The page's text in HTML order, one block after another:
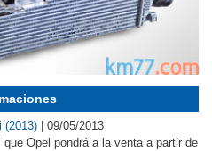
(2013)
09/05/2013
Opel pondrá a la venta a partir de